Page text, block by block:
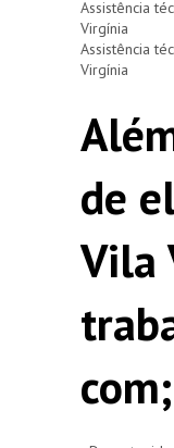
Assistência
Virgínia
Assistência
Virgínia
de
Vila
com;